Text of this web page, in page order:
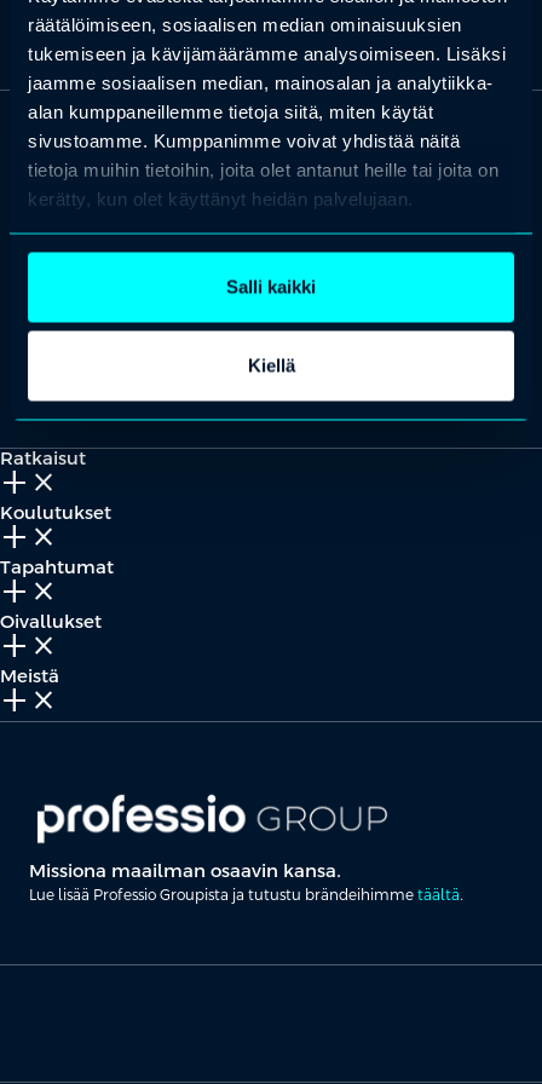
räätälöimiseen, sosiaalisen median ominaisuuksien
tukemiseen ja kävijämäärämme analysoimiseen. Lisäksi
jaamme sosiaalisen median, mainosalan ja analytiikka-
alan kumppaneillemme tietoja siitä, miten käytät
sivustoamme. Kumppanimme voivat yhdistää näitä
tietoja muihin tietoihin, joita olet antanut heille tai joita on
kerätty, kun olet käyttänyt heidän palvelujaan.
Salli kaikki
Kiellä
Keilaranta 1 A, 02150 Espoo
Ratkaisut
add_2 close
Koulutukset
add_2 close
Tapahtumat
add_2 close
Oivallukset
add_2 close
Meistä
add_2 close
Missiona maailman osaavin kansa.
Lue lisää Professio Groupista ja tutustu brändeihimme täältä.